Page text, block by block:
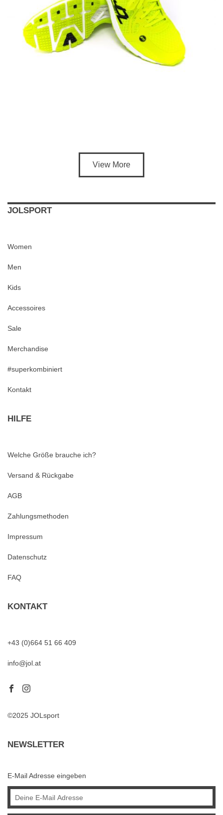
View More
JOLSPORT
Women
Men
Kids
Accessoires
Sale
Merchandise
#superkombiniert
Kontakt
HILFE
Welche Größe brauche ich?
Versand & Rückgabe
AGB
Zahlungsmethoden
Impressum
Datenschutz
FAQ
KONTAKT
+43 (0)664 51 66 409
info@jol.at
©2025 JOLsport
NEWSLETTER
E-Mail Adresse eingeben